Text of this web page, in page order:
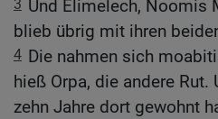
3 Und Elimelech, Noomis
blieb übrig mit ihren
4 Die nahmen sich
hieß Orpa, die andere
zehn Jahre dort gewohnt